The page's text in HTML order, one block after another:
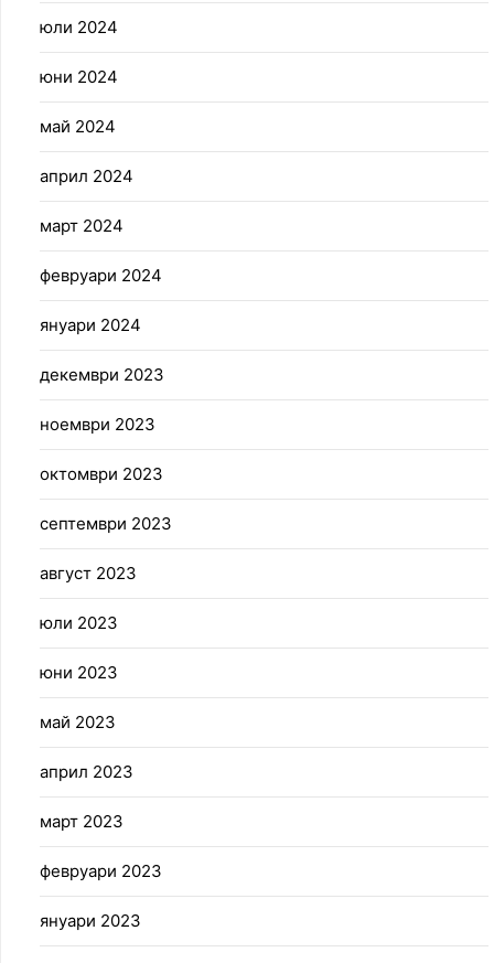
юли 2024
юни 2024
май 2024
април 2024
март 2024
февруари 2024
януари 2024
декември 2023
ноември 2023
октомври 2023
септември 2023
август 2023
юли 2023
юни 2023
май 2023
април 2023
март 2023
февруари 2023
януари 2023